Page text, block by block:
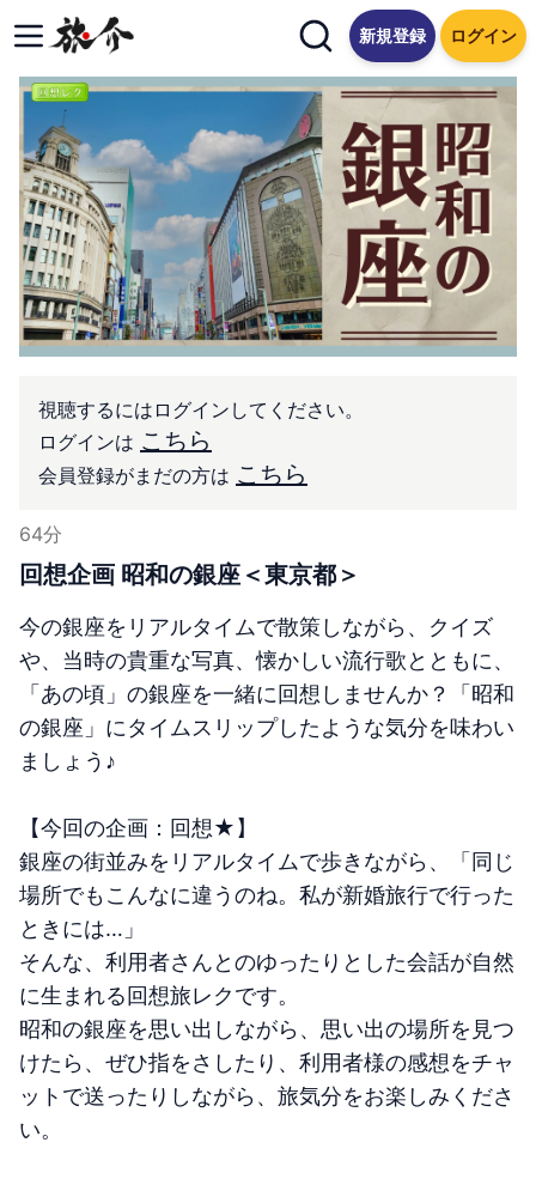
新規登録 ログイン
視聴するにはログインしてください。
ログインは こちら
会員登録がまだの方は こちら
64分
回想企画 昭和の銀座＜東京都＞
今の銀座をリアルタイムで散策しながら、クイズ
や、当時の貴重な写真、懐かしい流行歌とともに、
「あの頃」の銀座を一緒に回想しませんか？「昭和
の銀座」にタイムスリップしたような気分を味わい
ましょう♪
【今回の企画：回想★】
銀座の街並みをリアルタイムで歩きながら、「同じ
場所でもこんなに違うのね。私が新婚旅行で行った
ときには…」
そんな、利用者さんとのゆったりとした会話が自然
に生まれる回想旅レクです。
昭和の銀座を思い出しながら、思い出の場所を見つ
けたら、ぜひ指をさしたり、利用者様の感想をチャ
ットで送ったりしながら、旅気分をお楽しみくださ
い。